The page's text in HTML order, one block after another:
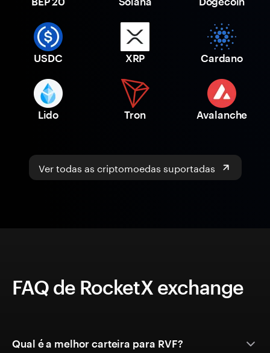
USDC XRP Cardano
Lido Tron Avalanche
Ver todas as criptomoedas suportadas
FAQ de RocketX exchange
Qual é a melhor carteira para RVF?